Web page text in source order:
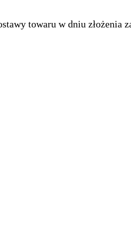
towaru w dniu złożenia